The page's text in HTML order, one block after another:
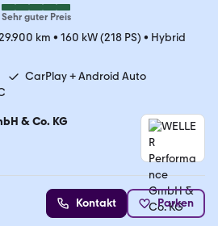
Sehr guter Preis
km • 160 kW (218 PS) • Hybrid
CarPlay + Android Auto
& Co. KG
Kontakt Parken